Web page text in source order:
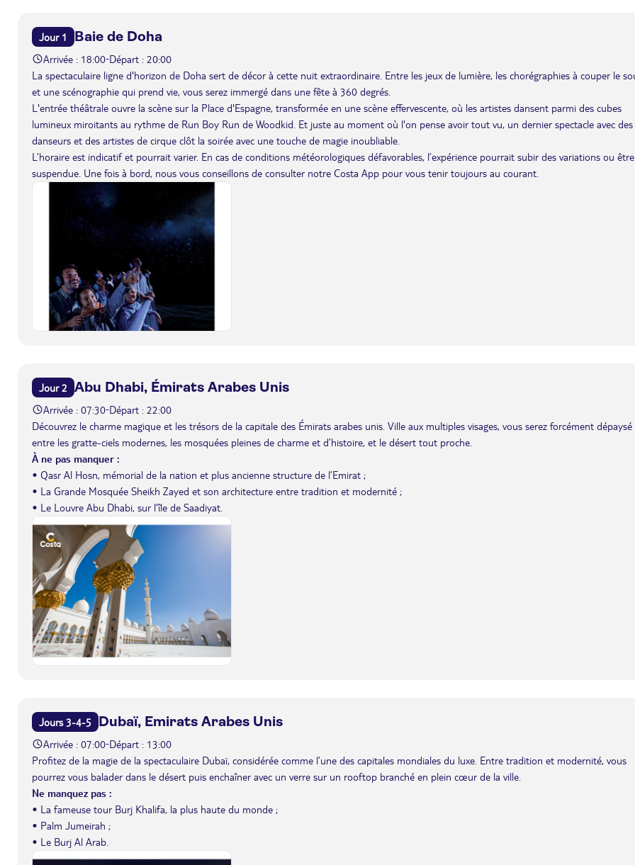
Jour 1 Baie de Doha
Arrivée : 18:00-Départ : 20:00
La spectaculaire ligne d'horizon de Doha sert de décor à cette nuit extraordinaire. Entre les jeux de lumière, les chorégraphies à couper le
et une scénographie qui prend vie, vous serez immergé dans une fête à 360 degrés.
L'entrée théâtrale ouvre la scène sur la Place d'Espagne, transformée en une scène effervescente, où les artistes dansent parmi des cubes
lumineux miroitants au rythme de Run Boy Run de Woodkid. Et juste au moment où l'on pense avoir tout vu, un dernier spectacle avec des
danseurs et des artistes de cirque clôt la soirée avec une touche de magie inoubliable.
L’horaire est indicatif et pourrait varier. En cas de conditions météorologiques défavorables, l’expérience pourrait subir des variations ou être
suspendue. Une fois à bord, nous vous conseillons de consulter notre Costa App pour vous tenir toujours au courant.
Jour 2 Abu Dhabi, Émirats Arabes Unis
Arrivée : 07:30-Départ : 22:00
Découvrez le charme magique et les trésors de la capitale des Émirats arabes unis. Ville aux multiples visages, vous serez forcément dépaysé
entre les gratte-ciels modernes, les mosquées pleines de charme et d’histoire, et le désert tout proche.
À ne pas manquer :
• Qasr Al Hosn, mémorial de la nation et plus ancienne structure de l’Emirat ;
• La Grande Mosquée Sheikh Zayed et son architecture entre tradition et modernité ;
• Le Louvre Abu Dhabi, sur l’île de Saadiyat.
Jours 3-4-5 Dubaï, Emirats Arabes Unis
Arrivée : 07:00-Départ : 13:00
Profitez de la magie de la spectaculaire Dubaï, considérée comme l’une des capitales mondiales du luxe. Entre tradition et modernité, vous
pourrez vous balader dans le désert puis enchaîner avec un verre sur un rooftop branché en plein cœur de la ville.
Ne manquez pas :
• La fameuse tour Burj Khalifa, la plus haute du monde ;
• Palm Jumeirah ;
• Le Burj Al Arab.